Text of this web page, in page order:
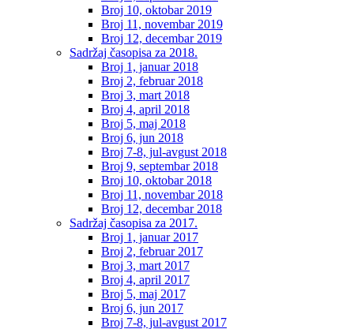
Broj 10, oktobar 2019
Broj 11, novembar 2019
Broj 12, decembar 2019
Sadržaj časopisa za 2018.
Broj 1, januar 2018
Broj 2, februar 2018
Broj 3, mart 2018
Broj 4, april 2018
Broj 5, maj 2018
Broj 6, jun 2018
Broj 7-8, jul-avgust 2018
Broj 9, septembar 2018
Broj 10, oktobar 2018
Broj 11, novembar 2018
Broj 12, decembar 2018
Sadržaj časopisa za 2017.
Broj 1, januar 2017
Broj 2, februar 2017
Broj 3, mart 2017
Broj 4, april 2017
Broj 5, maj 2017
Broj 6, jun 2017
Broj 7-8, jul-avgust 2017